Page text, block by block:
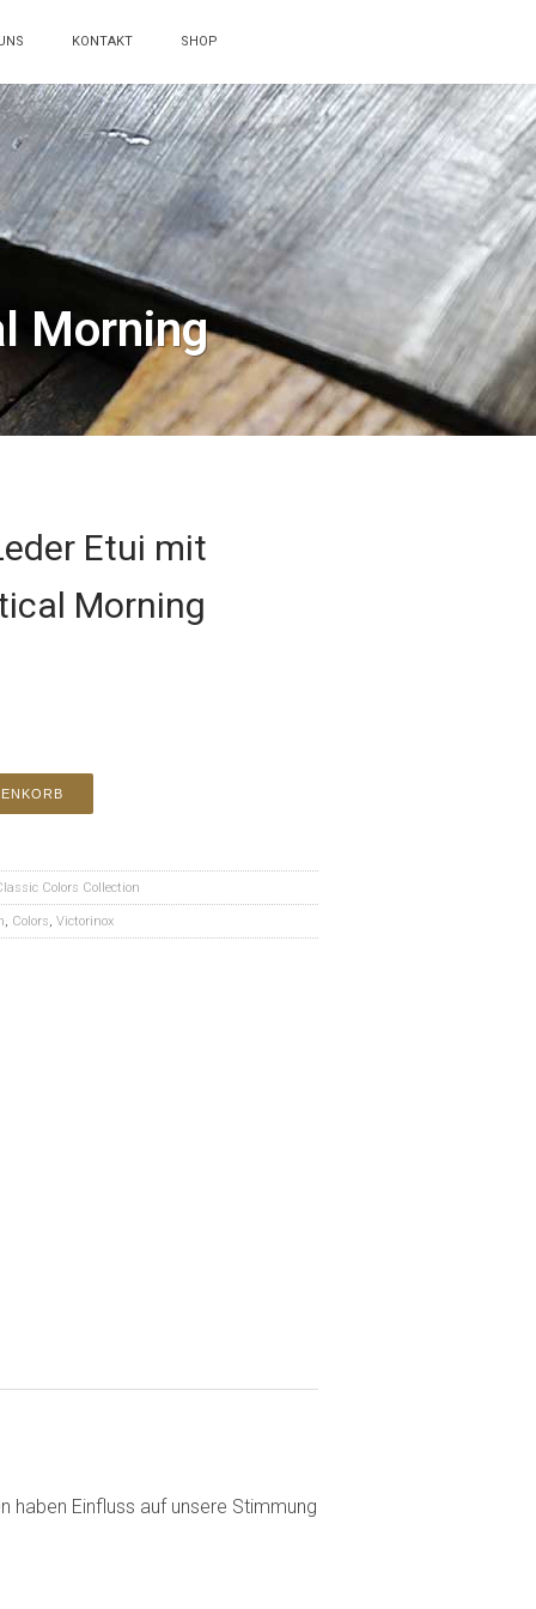
KONTAKT SHOP
Morning
Etui mit
Morning
Colors Collection
, Colors, Victorinox
haben Einfluss auf unsere Stimmung